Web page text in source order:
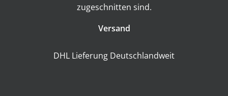
zugeschnitten sind.
Versand
DHL Lieferung Deutschlandweit